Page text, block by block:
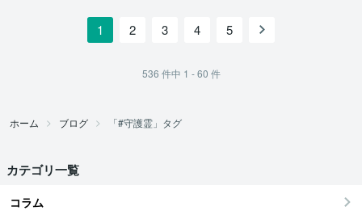
1 2 3 4 5
536 件中 1 - 60 件
ホーム ブログ 「#守護霊」タグ
カテゴリ一覧
コラム